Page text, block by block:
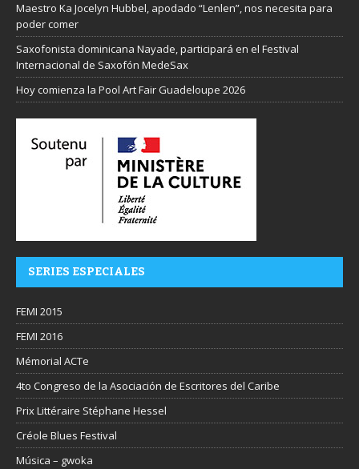
Maestro Ka Jocelyn Hubbel, apodado “Lenlen”, nos necesita para
poder comer
Saxofonista dominicana Nayade, participará en el Festival
Internacional de Saxofón MedeSax
Hoy comienza la Pool Art Fair Guadeloupe 2026
SERIES ESPECIALES
FEMI 2015
FEMI 2016
Mémorial ACTe
4to Congreso de la Asociación de Escritores del Caribe
Prix Littéraire Stéphane Hessel
Créole Blues Festival
Música – gwoka